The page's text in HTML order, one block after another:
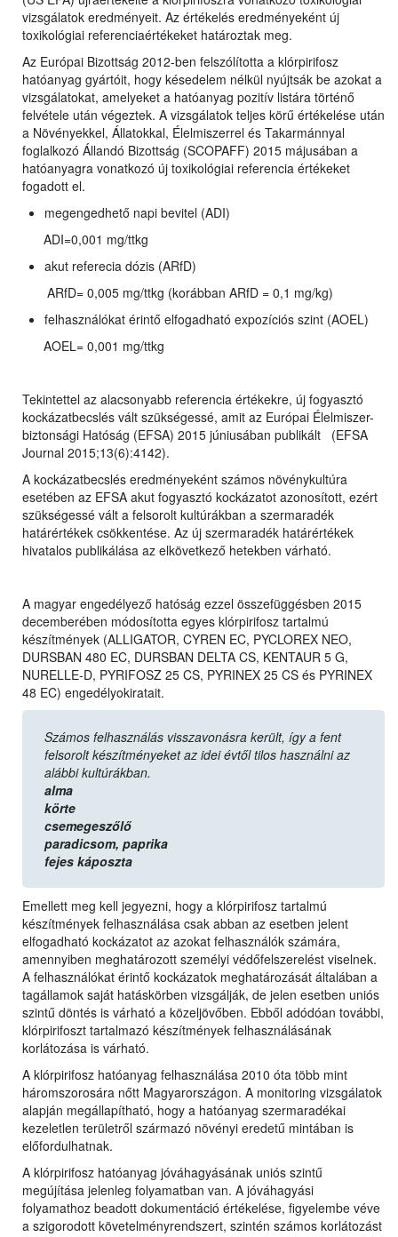
vizsgálatok eredményeit. Az értékelés eredményeként új
toxikológiai referenciaértékeket határoztak meg.
Az Európai Bizottság 2012-ben felszólította a klórpirifosz
hatóanyag gyártóit, hogy késedelem nélkül nyújtsák be azokat a
vizsgálatokat, amelyeket a hatóanyag pozitív listára történő
felvétele után végeztek. A vizsgálatok teljes körű értékelése után
a Növényekkel, Állatokkal, Élelmiszerrel és Takarmánnyal
foglalkozó Állandó Bizottság (SCOPAFF) 2015 májusában a
hatóanyagra vonatkozó új toxikológiai referencia értékeket
fogadott el.
megengedhető napi bevitel (ADI)
ADI=0,001 mg/ttkg
akut referecia dózis (ARfD)
ARfD= 0,005 mg/ttkg (korábban ARfD = 0,1 mg/kg)
felhasználókat érintő elfogadható expozíciós szint (AOEL)
AOEL= 0,001 mg/ttkg
Tekintettel az alacsonyabb referencia értékekre, új fogyasztó
kockázatbecslés vált szükségessé, amit az Európai Élelmiszer-
biztonsági Hatóság (EFSA) 2015 júniusában publikált (EFSA
Journal 2015;13(6):4142).
A kockázatbecslés eredményeként számos növénykultúra
esetében az EFSA akut fogyasztó kockázatot azonosított, ezért
szükségessé vált a felsorolt kultúrákban a szermaradék
határértékek csökkentése. Az új szermaradék határértékek
hivatalos publikálása az elkövetkező hetekben várható.
A magyar engedélyező hatóság ezzel összefüggésben 2015
decemberében módosította egyes klórpirifosz tartalmú
készítmények (ALLIGATOR, CYREN EC, PYCLOREX NEO,
DURSBAN 480 EC, DURSBAN DELTA CS, KENTAUR 5 G,
NURELLE-D, PYRIFOSZ 25 CS, PYRINEX 25 CS és PYRINEX
48 EC) engedélyokiratait.
Számos felhasználás visszavonásra került, így a fent
felsorolt készítményeket az idei évtől tilos használni az
alábbi kultúrákban.
alma
körte
csemegeszőlő
paradicsom, paprika
fejes káposzta
Emellett meg kell jegyezni, hogy a klórpirifosz tartalmú
készítmények felhasználása csak abban az esetben jelent
elfogadható kockázatot az azokat felhasználók számára,
amennyiben meghatározott személyi védőfelszerelést viselnek.
A felhasználókat érintő kockázatok meghatározását általában a
tagállamok saját hatáskörben vizsgálják, de jelen esetben uniós
szintű döntés is várható a közeljövőben. Ebből adódóan további,
klórpirifoszt tartalmazó készítmények felhasználásának
korlátozása is várható.
A klórpirifosz hatóanyag felhasználása 2010 óta több mint
háromszorosára nőtt Magyarországon. A monitoring vizsgálatok
alapján megállapítható, hogy a hatóanyag szermaradékai
kezeletlen területről származó növényi eredetű mintában is
előfordulhatnak.
A klórpirifosz hatóanyag jóváhagyásának uniós szintű
megújítása jelenleg folyamatban van. A jóváhagyási
folyamathoz beadott dokumentáció értékelése, figyelembe véve
a szigorodott követelményrendszert, szintén számos korlátozást